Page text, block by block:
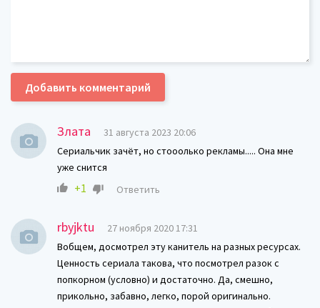
Добавить комментарий
Злата
31 августа 2023 20:06
Сериальчик зачёт, но стооолько рекламы..... Она мне
уже снится
+1 Ответить
rbyjktu
27 ноября 2020 17:31
Вобщем, досмотрел эту канитель на разных ресурсах.
Ценность сериала такова, что посмотрел разок с
попкорном (условно) и достаточно. Да, смешно,
прикольно, забавно, легко, порой оригинально.